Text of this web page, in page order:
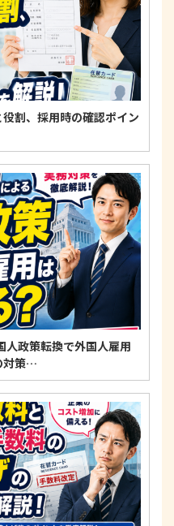
せ窓口
有3-21-11 藍ビル202
個人情報保護担当
役割、採用時の確認ポイン
人政策転換で外国人雇用
対策…